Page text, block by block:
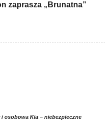
zaprasza „Brunatna”
osobowa Kia – niebezpieczne